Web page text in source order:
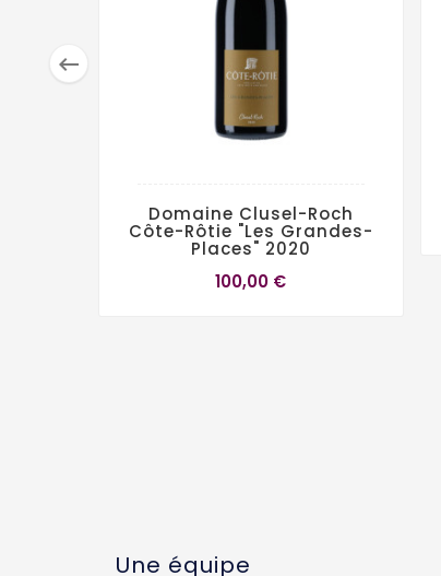

Domaine Clusel-Roch
Côte-Rôtie "Les Grandes-
Places" 2020
100,00 €
Une équipe